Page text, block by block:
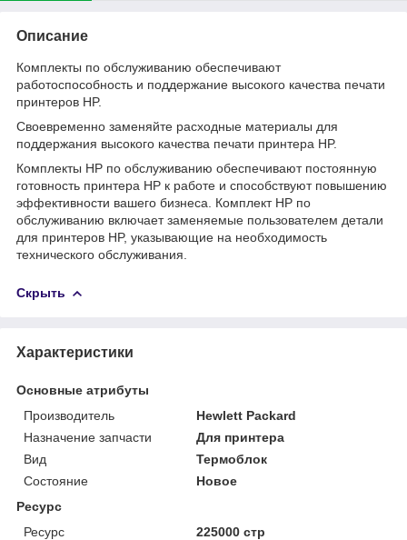
Описание
Комплекты по обслуживанию обеспечивают
работоспособность и поддержание высокого качества печати
принтеров HP.
Своевременно заменяйте расходные материалы для
поддержания высокого качества печати принтера HP.
Комплекты HP по обслуживанию обеспечивают постоянную
готовность принтера HP к работе и способствуют повышению
эффективности вашего бизнеса. Комплект HP по
обслуживанию включает заменяемые пользователем детали
для принтеров HP, указывающие на необходимость
технического обслуживания.
Скрыть
Характеристики
Основные атрибуты
Производитель
Hewlett Packard
Назначение запчасти
Для принтера
Вид
Термоблок
Состояние
Новое
Ресурс
Ресурс
225000 стр